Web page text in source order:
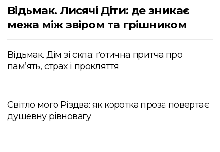
Відьмак. Лисячі Діти: де зникає
межа між звіром та грішником
Відьмак. Дім зі скла: ґотична притча про
пам’ять, страх і прокляття
Світло мого Різдва: як коротка проза повертає
душевну рівновагу